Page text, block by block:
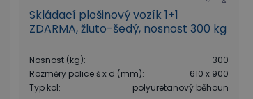
Skládací plošinový vozík 1+1
ZDARMA, žluto-šedý, nosnost 300 kg
Nosnost (kg):
300
Rozměry police š x d (mm):
610 x 900
Typ kol: polyuretanový běhoun